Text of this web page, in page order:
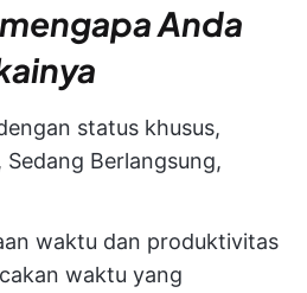
Anda
status khusus,
Sedang Berlangsung,
waktu dan produktivitas
waktu yang